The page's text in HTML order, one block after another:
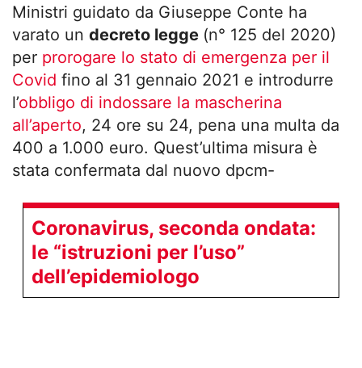
Ministri guidato da Giuseppe Conte ha
varato un decreto legge (n° 125 del 2020)
per prorogare lo stato di emergenza per il
Covid fino al 31 gennaio 2021 e introdurre
l’obbligo di indossare la mascherina
all’aperto, 24 ore su 24, pena una multa da
400 a 1.000 euro. Quest’ultima misura è
stata confermata dal nuovo dpcm-
Coronavirus, seconda ondata:
le “istruzioni per l’uso”
dell’epidemiologo